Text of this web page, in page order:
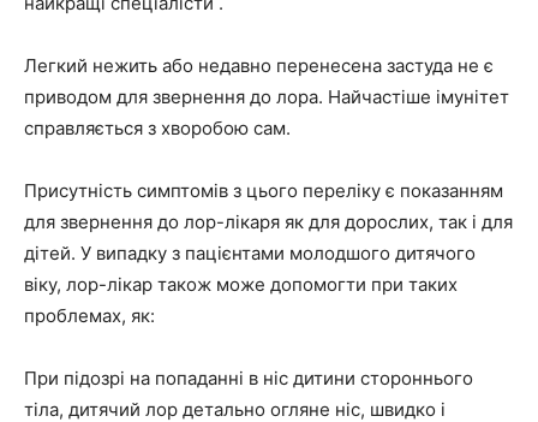
новини
знаменитостей
Легкий нежить або недавно перенесена застуда не є
приводом для звернення до лора. Найчастіше імунітет
справляється з хворобою сам.
Присутність симптомів з цього переліку є показанням
для звернення до лор-лікаря як для дорослих, так і для
дітей. У випадку з пацієнтами молодшого дитячого
віку, лор-лікар також може допомогти при таких
проблемах, як:
При підозрі на попаданні в ніс дитини стороннього
тіла, дитячий лор детально огляне ніс, швидко і